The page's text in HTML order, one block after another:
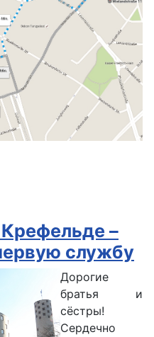
–
службу
Дорогие
братья и
сёстры!
Сердечно